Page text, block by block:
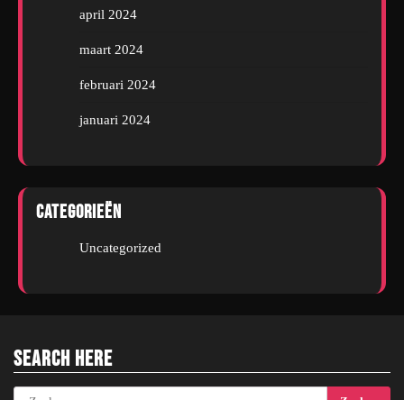
april 2024
maart 2024
februari 2024
januari 2024
Categorieën
Uncategorized
Search Here
Zoeken